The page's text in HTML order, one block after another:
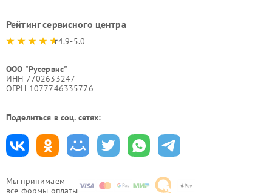
Мы принимаем
все формы оплаты
Рейтинг сервисного центра
4.9-5.0
ООО "Русервис"
ИНН 7702633247
ОГРН 1077746335776
Поделиться в соц. сетях: